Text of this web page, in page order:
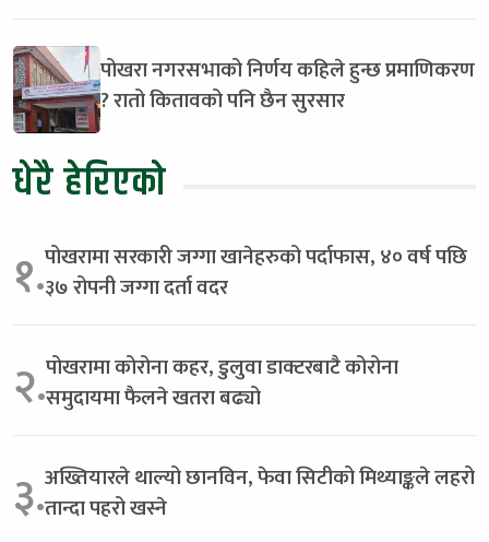
पोखरा नगरसभाको निर्णय कहिले हुन्छ प्रमाणिकरण
? रातो कितावको पनि छैन सुरसार
धेरै हेरिएको
१.पोखरामा सरकारी जग्गा खानेहरुको पर्दाफास, ४० वर्ष पछि
३७ रोपनी जग्गा दर्ता वदर
२.पोखरामा कोरोना कहर, डुलुवा डाक्टरबाटै कोरोना
समुदायमा फैलने खतरा बढ्यो
३.अख्तियारले थाल्यो छानविन, फेवा सिटीको मिथ्याङ्कले लहरो
तान्दा पहरो खस्ने